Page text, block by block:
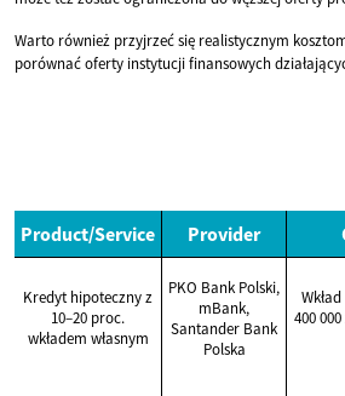
Warto również przyjrzeć się realistycznym
porównać oferty instytucji finansowych
Product/Service Provider
Kredyt hipoteczny z
10–20 proc.
wkładem własnym
PKO Bank Polski,
mBank,
Santander Bank
Polska
400